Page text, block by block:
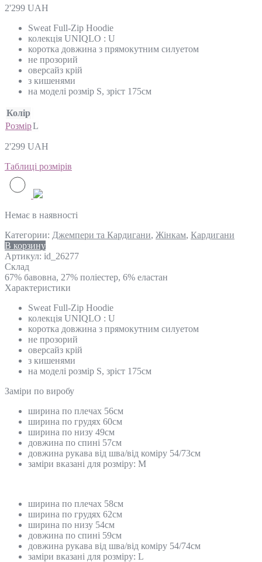
2'299 UAH
Sweat Full-Zip Hoodie
колекція UNIQLO : U
коротка довжина з прямокутним силуетом
не прозорий
оверсайз крій
з кишенями
на моделі розмір S, зріст 175см
Колір
РозмірL
2'299 UAH
Таблиці розмірів
Немає в наявності
Категории: Джемпери та Кардигани, Жінкам, Кардигани
В корзину
Артикул: id_26277
Склад
67% бавовна, 27% поліестер, 6% еластан
Характеристики
Sweat Full-Zip Hoodie
колекція UNIQLO : U
коротка довжина з прямокутним силуетом
не прозорий
оверсайз крій
з кишенями
на моделі розмір S, зріст 175см
Замiри по виробу
ширина по плечах 56см
ширина по грудях 60см
ширина по низу 49см
довжина по спині 57см
довжина рукава від шва/від коміру 54/73см
заміри вказані для розміру: M
ширина по плечах 58см
ширина по грудях 62см
ширина по низу 54см
довжина по спині 59см
довжина рукава від шва/від коміру 54/74см
заміри вказані для розміру: L